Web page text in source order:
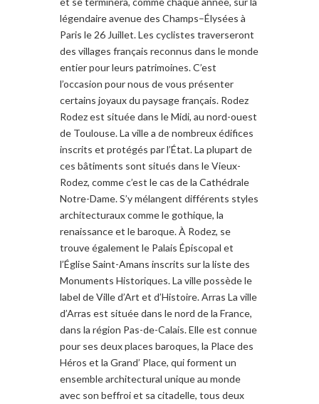
légendaire avenue des Champs–Élysées à
Paris le 26 Juillet. Les cyclistes traverseront
des villages français reconnus dans le monde
entier pour leurs patrimoines. C’est
l’occasion pour nous de vous présenter
certains joyaux du paysage français. Rodez
Rodez est située dans le Midi, au nord-ouest
de Toulouse. La ville a de nombreux édifices
inscrits et protégés par l’État. La plupart de
ces bâtiments sont situés dans le Vieux-
Rodez, comme c’est le cas de la Cathédrale
Notre-Dame. S’y mélangent différents styles
architecturaux comme le gothique, la
renaissance et le baroque. À Rodez, se
trouve également le Palais Épiscopal et
l’Église Saint-Amans inscrits sur la liste des
Monuments Historiques. La ville possède le
label de Ville d’Art et d’Histoire. Arras La ville
d’Arras est située dans le nord de la France,
dans la région Pas-de-Calais. Elle est connue
pour ses deux places baroques, la Place des
Héros et la Grand’ Place, qui forment un
ensemble architectural unique au monde
avec son beffroi et sa citadelle, tous deux